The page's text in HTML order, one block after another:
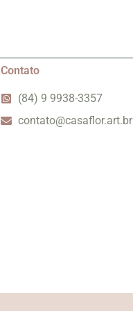
Contato
(84) 9 9938-3357
contato@casaflor.art.br